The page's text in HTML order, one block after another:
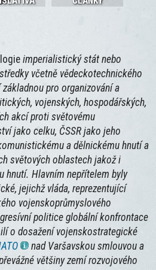
imperialistický stát nebo
včetně vědeckotechnického
pro organizování a
vojenských, hospodářských,
akcí proti světovému
jako celku, ČSSR jako jeho
a dělnickému hnutí a
světových oblastech jakož i
hnutí. Hlavním nepřítelem byly
jejichž vláda, reprezentující
vojenskoprůmyslového
politice globální konfrontace
o dosažení vojenskostrategické
nad Varšavskou smlouvou a
většiny zemí rozvojového